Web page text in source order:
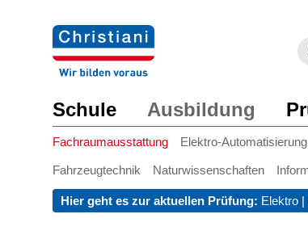
Schule Ausbildung
Fachraumausstattung Elektro-Automatisierung
Fahrzeugtechnik Naturwissenschaften
Hier geht es zur aktuellen Prüfung: Elektro |